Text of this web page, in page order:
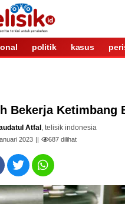
politik kasus
Bekerja Ketimbang
Atfal , telisik indonesia
2023 687 dilihat